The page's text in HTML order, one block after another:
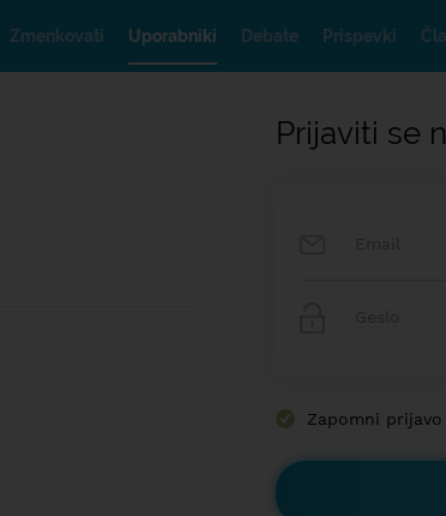
Zmenkovati Uporabniki Debate Prispevki
Prijaviti se
Zapomni prijavo